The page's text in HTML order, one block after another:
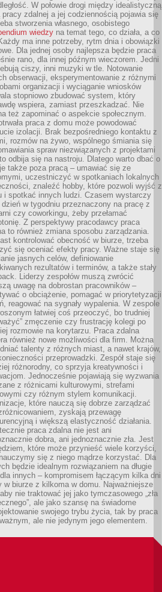
W połowie drogi między idealistyczną
pracy zdalnej a jej codziennością pojawia się
stworzenia własnego, osobistego
wiedzy na temat tego, co działa, a co
ma inne potrzeby, rytm dnia i obowiązki
Dla jednej osoby najlepsza będzie praca
rano, dla innej późnym wieczorem. Jedni
ciszy, inni muzyki w tle. Notowanie
obserwacji, eksperymentowanie z różnymi
organizacji i wyciąganie wniosków
stopniowo zbudować system, który
wspiera, zamiast przeszkadzać. Nie
też zapominać o aspekcie społecznym.
praca z domu może powodować
izolacji. Brak bezpośredniego kontaktu z
rozmów na żywo, wspólnego śmiania się
spraw niezwiązanych z projektami
odbija się na nastroju. Dlatego warto dbać o
także poza pracą – umawiać się ze
uczestniczyć w spotkaniach lokalnych
znaleźć hobby, które pozwoli wyjść z
i spotkać innych ludzi. Czasem wystarczy
dzień w tygodniu przeznaczony na pracę z
czy coworkingu, żeby przełamać
Z perspektywy pracodawcy praca
to również zmiana sposobu zarządzania.
kontrolować obecność w biurze, trzeba
się oceniać efekty pracy. Ważne staje się
jasnych celów, definiowanie
rezultatów i terminów, a także stały
Liderzy zespołów muszą zwrócić
uwagę na dobrostan pracowników –
o obciążenie, pomagać w priorytetyzacji
reagować na sygnały wypalenia. W zespole
łatwiej coś przeoczyć, bo trudniej
zmęczenie czy frustrację kolegi po
rozmowie na korytarzu. Praca zdalna
również nowe możliwości dla firm. Można
talenty z różnych miast, a nawet krajów,
przeprowadzki. Zespół staje się
różnorodny, co sprzyja kreatywności i
Jednocześnie pojawiają się wyzwania
z różnicami kulturowymi, strefami
czy różnym stylem komunikacji.
które nauczą się dobrze zarządzać
zyskają przewagę
i większą elastyczność działania.
praca zdalna nie jest ani
dobra, ani jednoznacznie zła. Jest
które może przynieść wiele korzyści,
się z niego mądrze korzystać. Dla
będzie idealnym rozwiązaniem na długie
innych – kompromisem łączącym kilka dni
w biurze z kilkoma w domu. Najważniejsze
nie traktować jej jako tymczasowego „zła
ale jako szansę na świadome
swojego trybu życia, tak by praca
ważnym, ale nie jedynym jego elementem.